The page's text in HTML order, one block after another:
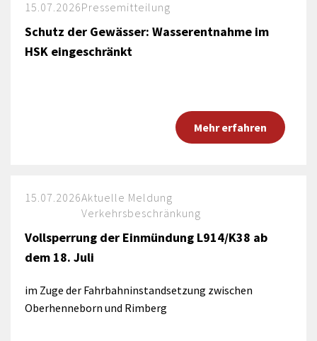
15.07.2026Pressemitteilung
Schutz der Gewässer: Wasserentnahme im
HSK eingeschränkt
Mehr erfahren
15.07.2026Aktuelle Meldung
Verkehrsbeschränkung
Vollsperrung der Einmündung L914/K38 ab
dem 18. Juli
im Zuge der Fahrbahninstandsetzung zwischen
Oberhenneborn und Rimberg